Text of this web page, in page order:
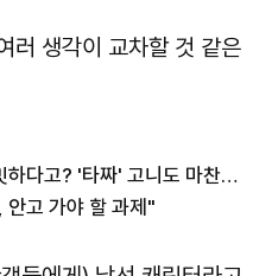
러 생각이 교차할 것 같은
'명당' 조승우 "박재상役 밋밋하다고? '타짜' 고니도 마찬가지"
고 가야 할 과제"